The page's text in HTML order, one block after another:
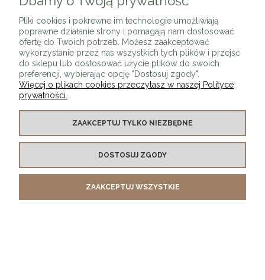
KONTAKT Z NAMI
MOJE KONTO
Pliki cookies i pokrewne im technologie umożliwiają
poprawne działanie strony i pomagają nam dostosować
ofertę do Twoich potrzeb. Możesz zaakceptować
wykorzystanie przez nas wszystkich tych plików i przejść
do sklepu lub dostosować użycie plików do swoich
preferencji, wybierając opcję "Dostosuj zgody".
Więcej o plikach cookies przeczytasz w naszej Polityce
prywatności.
ZAAKCEPTUJ TYLKO NIEZBĘDNE
DOSTOSUJ ZGODY
ZAAKCEPTUJ WSZYSTKIE